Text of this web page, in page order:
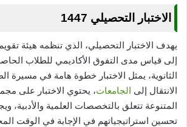
الاختبار التحصيلي 1447
يهدف الاختبار التحصيلي، الذي تنظمه هيئة
إلى قياس مدى التفوق الأكاديمي للطلاب
الثانوية، يمثل الاختبار خطوة هامة في مسيرة
الانتقال إلى الجامعات، يحتوي الاختبار على
المتنوعة تتعلق بالتخصصات العلمية والأدبية،
تحسين استراتيجياتهم في الإجابة في الوقت